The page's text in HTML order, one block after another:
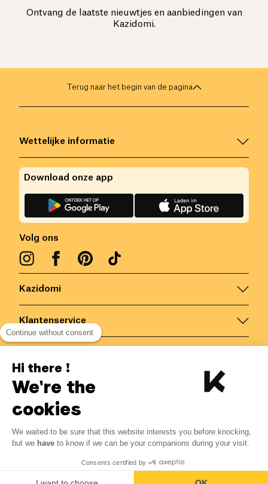
Ontvang de laatste nieuwtjes en aanbiedingen van
Kazidomi.
4.83€ 4.11 € -15% ?
Bespaar 0.72 € met K+
Laat mij weten
Terug naar het begin van de pagina
Kazidomi
Klantenservice
Wettelijke informatie
Volg ons
Download onze app
België/ NL
Alle rechten voorbehouden
Continue without consent
Hi there !
We're the
cookies
We waited to be sure that this website interests you before knocking,
but we have to know if we can be your companions during your visit.
Consents certified by